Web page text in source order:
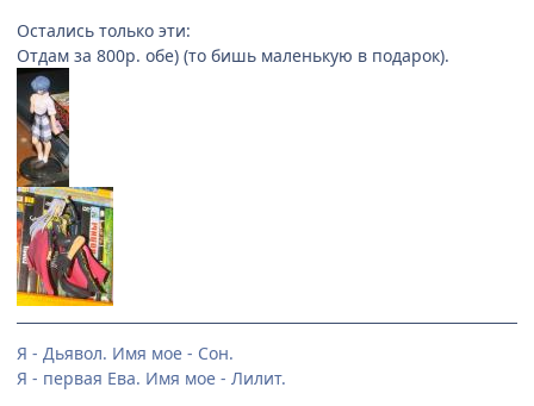
Остались только эти:
Отдам за 800р. обе) (то бишь маленькую в подарок).
Я - Дьявол. Имя мое - Сон.
Я - первая Ева. Имя мое - Лилит.